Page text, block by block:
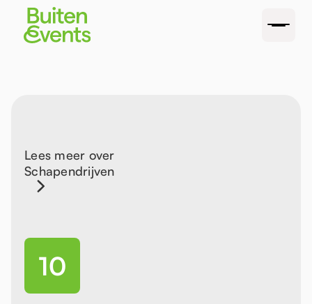
Lees meer over
Schapendrijven
10